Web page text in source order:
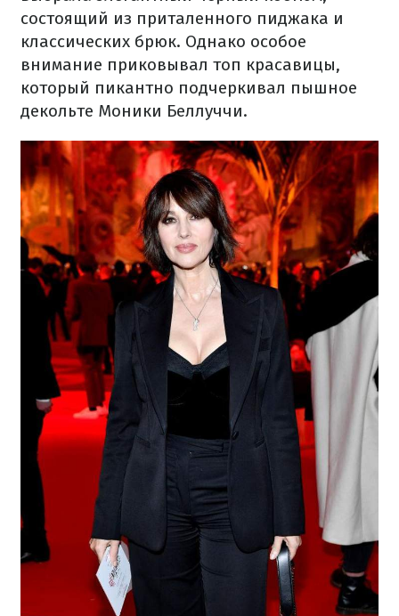
состоящий из приталенного пиджака и
классических брюк. Однако особое
внимание приковывал топ красавицы,
который пикантно подчеркивал пышное
декольте Моники Беллуччи.